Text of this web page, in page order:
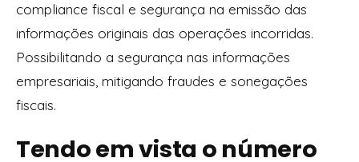
compliance fiscal e segurança na emissão das
informações originais das operações incorridas.
Possibilitando a segurança nas informações
empresariais, mitigando fraudes e sonegações
fiscais.
Tendo em vista o número